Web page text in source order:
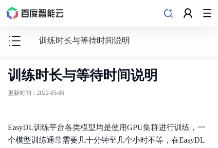
训练时长与等待时间说明
EasyDL
零
AI
开
训练时长与等待时间说明
更新时间 ： 2022-05-06
EasyDL训练平台各类模型均是使用GPU集群进行训练，一
个模型训练通常需要几十分钟至几个小时不等，在EasyDL